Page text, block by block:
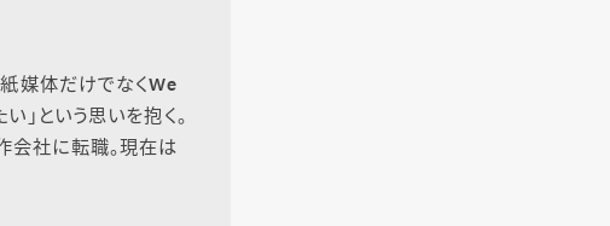
媒体だけでなくWe
という思いを抱く。
会社に転職。現在は